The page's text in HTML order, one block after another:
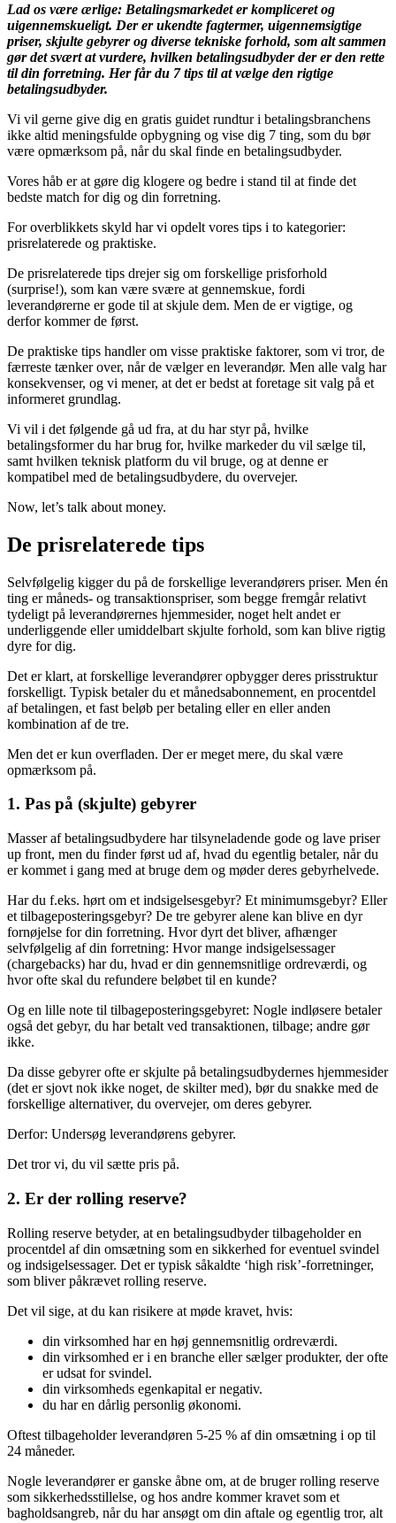
Lad os være ærlige: Betalingsmarkedet er kompliceret og
uigennemskueligt. Der er ukendte fagtermer, uigennemsigtige
priser, skjulte gebyrer og diverse tekniske forhold, som alt sammen
gør det svært at vurdere, hvilken betalingsudbyder der er den rette
til din forretning. Her får du 7 tips til at vælge den rigtige
betalingsudbyder.
Vi vil gerne give dig en gratis guidet rundtur i betalingsbranchens
ikke altid meningsfulde opbygning og vise dig 7 ting, som du bør
være opmærksom på, når du skal finde en betalingsudbyder.
Vores håb er at gøre dig klogere og bedre i stand til at finde det
bedste match for dig og din forretning.
For overblikkets skyld har vi opdelt vores tips i to kategorier:
prisrelaterede og praktiske.
De prisrelaterede tips drejer sig om forskellige prisforhold
(surprise!), som kan være svære at gennemskue, fordi
leverandørerne er gode til at skjule dem. Men de er vigtige, og
derfor kommer de først.
De praktiske tips handler om visse praktiske faktorer, som vi tror, de
færreste tænker over, når de vælger en leverandør. Men alle valg har
konsekvenser, og vi mener, at det er bedst at foretage sit valg på et
informeret grundlag.
Vi vil i det følgende gå ud fra, at du har styr på, hvilke
betalingsformer du har brug for, hvilke markeder du vil sælge til,
samt hvilken teknisk platform du vil bruge, og at denne er
kompatibel med de betalingsudbydere, du overvejer.
Now, let’s talk about money.
De prisrelaterede tips
Selvfølgelig kigger du på de forskellige leverandørers priser. Men én
ting er måneds- og transaktionspriser, som begge fremgår relativt
tydeligt på leverandørernes hjemmesider, noget helt andet er
underliggende eller umiddelbart skjulte forhold, som kan blive rigtig
dyre for dig.
Det er klart, at forskellige leverandører opbygger deres prisstruktur
forskelligt. Typisk betaler du et månedsabonnement, en procentdel
af betalingen, et fast beløb per betaling eller en eller anden
kombination af de tre.
Men det er kun overfladen. Der er meget mere, du skal være
opmærksom på.
1. Pas på (skjulte) gebyrer
Masser af betalingsudbydere har tilsyneladende gode og lave priser
up front, men du finder først ud af, hvad du egentlig betaler, når du
er kommet i gang med at bruge dem og møder deres gebyrhelvede.
Har du f.eks. hørt om et indsigelsesgebyr? Et minimumsgebyr? Eller
et tilbageposteringsgebyr? De tre gebyrer alene kan blive en dyr
fornøjelse for din forretning. Hvor dyrt det bliver, afhænger
selvfølgelig af din forretning: Hvor mange indsigelsessager
(chargebacks) har du, hvad er din gennemsnitlige ordreværdi, og
hvor ofte skal du refundere beløbet til en kunde?
Og en lille note til tilbageposteringsgebyret: Nogle indløsere betaler
også det gebyr, du har betalt ved transaktionen, tilbage; andre gør
ikke.
Da disse gebyrer ofte er skjulte på betalingsudbydernes hjemmesider
(det er sjovt nok ikke noget, de skilter med), bør du snakke med de
forskellige alternativer, du overvejer, om deres gebyrer.
Derfor: Undersøg leverandørens gebyrer.
Det tror vi, du vil sætte pris på.
2. Er der rolling reserve?
Rolling reserve betyder, at en betalingsudbyder tilbageholder en
procentdel af din omsætning som en sikkerhed for eventuel svindel
og indsigelsessager. Det er typisk såkaldte ‘high risk’-forretninger,
som bliver påkrævet rolling reserve.
Det vil sige, at du kan risikere at møde kravet, hvis:
din virksomhed har en høj gennemsnitlig ordreværdi.
din virksomhed er i en branche eller sælger produkter, der ofte
er udsat for svindel.
din virksomheds egenkapital er negativ.
du har en dårlig personlig økonomi.
Oftest tilbageholder leverandøren 5-25 % af din omsætning i op til
24 måneder.
Nogle leverandører er ganske åbne om, at de bruger rolling reserve
som sikkerhedsstillelse, og hos andre kommer kravet som et
bagholdsangreb, når du har ansøgt om din aftale og egentlig tror, alt